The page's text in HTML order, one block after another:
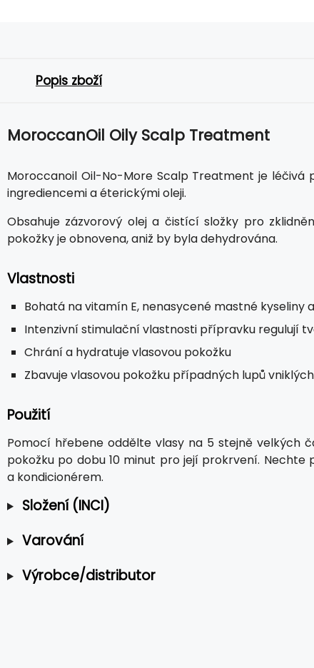
Popis zboží
MoroccanOil Oily Scalp Treatment
Moroccanoil Oil-No-More Scalp Treatment je
ingrediencemi a éterickými oleji.
Obsahuje zázvorový olej a čistící složky pro
pokožky je obnovena, aniž by byla dehydrována.
Vlastnosti
Bohatá na vitamín E, nenasycené mastné
Intenzivní stimulační vlastnosti přípravku regulují
Chrání a hydratuje vlasovou pokožku
Zbavuje vlasovou pokožku případných lupů
Použití
Pomocí hřebene oddělte vlasy na 5 stejně velkých
pokožku po dobu 10 minut pro její prokrvení.
a kondicionérem.
Složení (INCI)
Varování
Výrobce/distributor